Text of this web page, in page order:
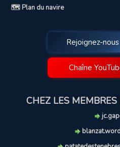
🗺️ Plan du navire
Rejoignez-
Chaîne
CHEZ LES